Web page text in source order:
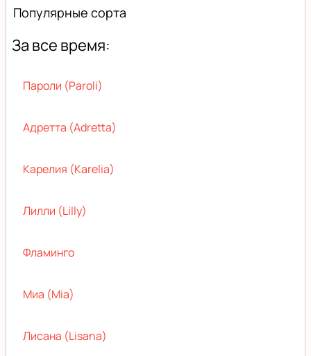
Популярные сорта
За все время:
Пароли (Paroli)
Адретта (Adretta)
Карелия (Karelia)
Лилли (Lilly)
Фламинго
Миа (Mia)
Лисана (Lisana)